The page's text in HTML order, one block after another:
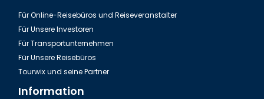
Für Online-Reisebüros und Reiseveranstalter
Für Unsere Investoren
Für Transportunternehmen
Für Unsere Reisebüros
Tourwix und seine Partner
Information